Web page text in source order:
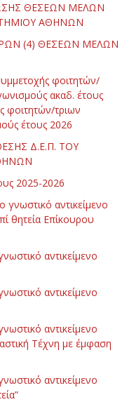
ΘΕΣΕΩΝ ΜΕΛΩΝ
ΑΘΗΝΩΝ
(4) ΘΕΣΕΩΝ ΜΕΛΩΝ
φοιτητών/
ακαδ. έτους
φοιτητών/τριων
έτους 2026
Δ.Ε.Π. ΤΟΥ
2025-2026
γνωστικό αντικείμενο
θητεία Επίκουρου
αντικείμενο
αντικείμενο
αντικείμενο
Τέχνη με έμφαση
αντικείμενο